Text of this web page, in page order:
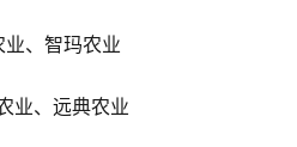
、智玛农业
业、远典农业